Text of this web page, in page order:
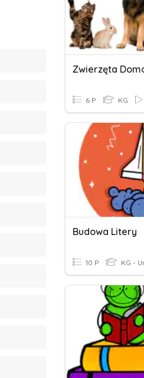
Zwierzęta
6 P KG
Budowa Litery
10 P KG -